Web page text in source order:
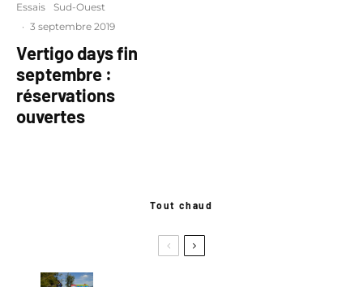
Essais
Sud-Ouest
· 3 septembre 2019
Vertigo days fin
septembre :
réservations
ouvertes
Tout chaud